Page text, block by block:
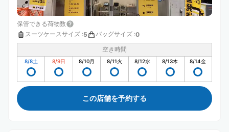
保管できる荷物数
スーツケースサイズ :5 バッグサイズ :0
空き時間
8/8土 8/9日 8/10月 8/11火 8/12水 8/13木 8/14金
この店舗を予約する